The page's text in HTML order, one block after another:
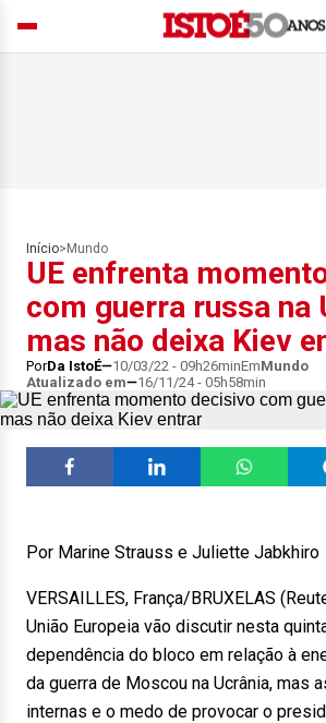
Início> Mundo
UE enfrenta
com guerra russa na
mas não deixa Kiev
PorDa IstoÉ 10/03/22 - 09h26minEmMundo
Atualizado em
16/11/24 - 05h58min
Por Marine Strauss e Juliette Jabkhiro
VERSAILLES, França/BRUXELAS
União Europeia vão discutir nesta
dependência do bloco em relação à
da guerra de Moscou na Ucrânia, mas
internas e o medo de provocar o